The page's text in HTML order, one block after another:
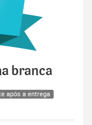
branca
após a entrega